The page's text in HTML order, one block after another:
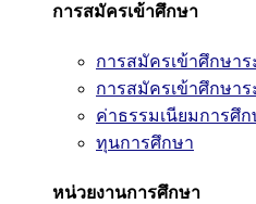
การสมัครเข้าศึกษา
การสมัครเข้าศึกษ
การสมัครเข้าศึกษา
ค่าธรรมเนียมการศึก
ทุนการศึกษา
หน่วยงานการศึกษา